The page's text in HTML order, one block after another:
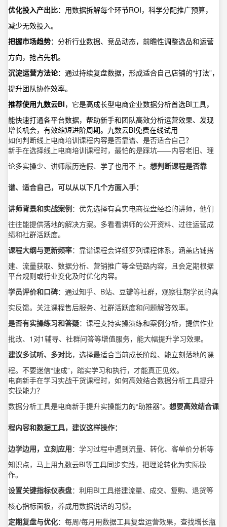
优化投入产出比：用数据拆解每个环节ROI，科学分配推广预算，
减少无效投入。
把握市场趋势：分析行业数据、竞品动态，前瞻性调整选品和运营
方向，抢占先机。
沉淀运营方法论：通过持续复盘数据，形成适合自己店铺的“打法”，
提升团队协作效率。
推荐使用九数云BI，它是高成长型电商企业数据分析首选BI工具，
能快速打通各平台数据，帮助新手和团队高效分析运营效果、发现
增长机会，有效缩短进阶周期。 九数云BI免费在线试用
如何判断线上电商培训课程内容是否靠谱、是否适合自己？
新手在选择线上电商培训课程时，最怕的是踩坑——内容老旧、理
论多实操少、讲师履历造假、学了也用不上。 想判断课程是否靠
谱、适合自己，可以从以下几个方面入手：
讲师背景和实战案例：优先选择有真实电商操盘经验的讲师，他们
往往能提供落地的解决方案。多看看讲师的公开资料、过往运营成
绩和社群活跃度。
课程大纲与更新频率：靠谱课程会详细罗列课程体系，涵盖店铺搭
建、流量获取、数据分析、营销推广等全链路内容，且会定期根据
平台规则或行业变化及时优化内容。
学员评价和口碑：通过知乎、B站、豆瓣等社群，观察往期学员的真
实反馈。关注课程售后服务、社群活跃度和问题解答效率。
是否有实操练习和答疑：课程支持实操演练和案例分析，提供作业
批改、1对1辅导、社群问答等增值服务，能大幅提升学习效果。
建议多试听、多对比，选择最适合当前成长阶段、能立刻落地的课
程。不要迷信“速成”，踏实学习和执行，才能真正见效。
电商新手在学习实战干货课程时，如何高效结合数据分析工具提升
实操能力？
数据分析工具是电商新手提升实操能力的“助推器”。 想要高效结合课
程内容和数据工具，建议这样操作：
边学边用，立刻应用：学习过程中遇到流量、转化、客单价分析等
知识点，马上用九数云BI等工具同步实践，把理论转化为实际操
作。
设置关键指标仪表盘：利用BI工具搭建流量、成交、复购、退货等
核心指标面板，养成用数据说话的习惯。
定期复盘与优化：每周/每月用数据工具复盘运营效果，查找增长瓶